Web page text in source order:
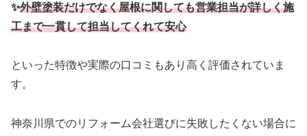
✨外壁塗装だけでなく屋根に関しても営業担当が詳しく施
工まで一貫して担当してくれて安心
といった特徴や実際の口コミもあり高く評価されていま
す。
神奈川県でのリフォーム会社選びに失敗したくない場合に